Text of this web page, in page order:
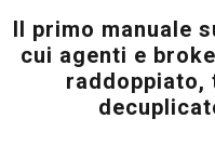
Il primo manuale
cui agenti e
raddoppiato,